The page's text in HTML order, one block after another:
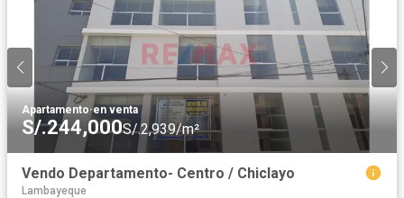
Apartamento·en venta
S/.244,000S/.2,939/m²
Vendo Departamento- Centro / Chiclayo
Lambayeque